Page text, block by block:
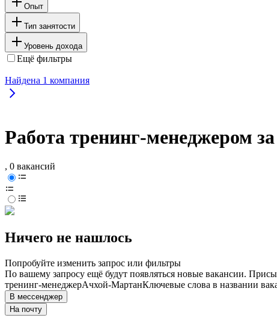
Опыт
Тип занятости
Уровень дохода
Ещё фильтры
Найдена 1 компания
Работа тренинг-менеджером
, 0 вакансий
Ничего не нашлось
Попробуйте изменить запрос или фильтры
По вашему запросу ещё будут появляться новые вакансии.
тренинг-менеджерАчхой-МартанКлючевые слова в названии
В мессенджер
На почту